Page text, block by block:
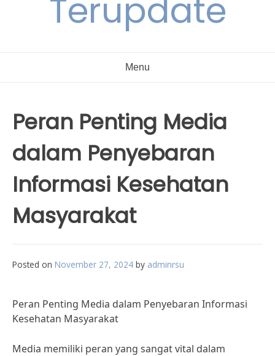
Terupdate
Menu
Peran Penting Media
dalam Penyebaran
Informasi Kesehatan
Masyarakat
Posted on November 27, 2024 by adminrsu
Peran Penting Media dalam Penyebaran Informasi
Kesehatan Masyarakat
Media memiliki peran yang sangat vital dalam